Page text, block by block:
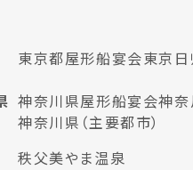
東京都屋形船宴会東京
神奈川県屋形船宴会神
神奈川県（主要都市）
秩父美やま温泉